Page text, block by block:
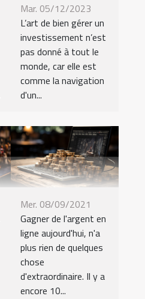
Mar. 05/12/2023
L’art de bien gérer un
investissement n’est
pas donné à tout le
monde, car elle est
comme la navigation
d'un...
Mer. 08/09/2021
Gagner de l'argent en
ligne aujourd'hui, n'a
plus rien de quelques
chose
d'extraordinaire. Il y a
encore 10...